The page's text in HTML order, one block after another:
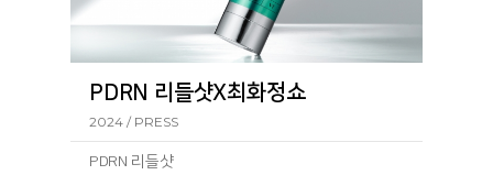
PDRN 리들샷X최화정쇼
2024 / PRESS
PDRN 리들샷